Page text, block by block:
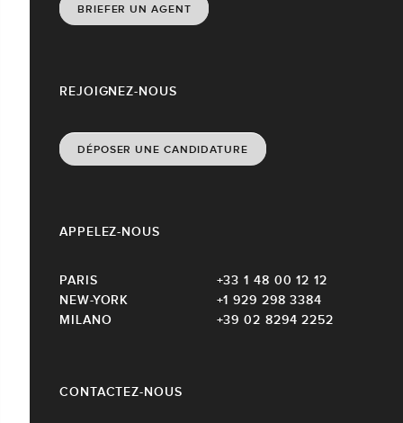
CONTACTEZ-NOUS
REJOIGNEZ-NOUS
DÉPOSER UNE CANDIDATURE
APPELEZ-NOUS
PARIS
+33 1 48 00 12 12
NEW-YORK
+1 929 298 3384
MILANO
+39 02 8294 2252
BRIEFER UN AGENT